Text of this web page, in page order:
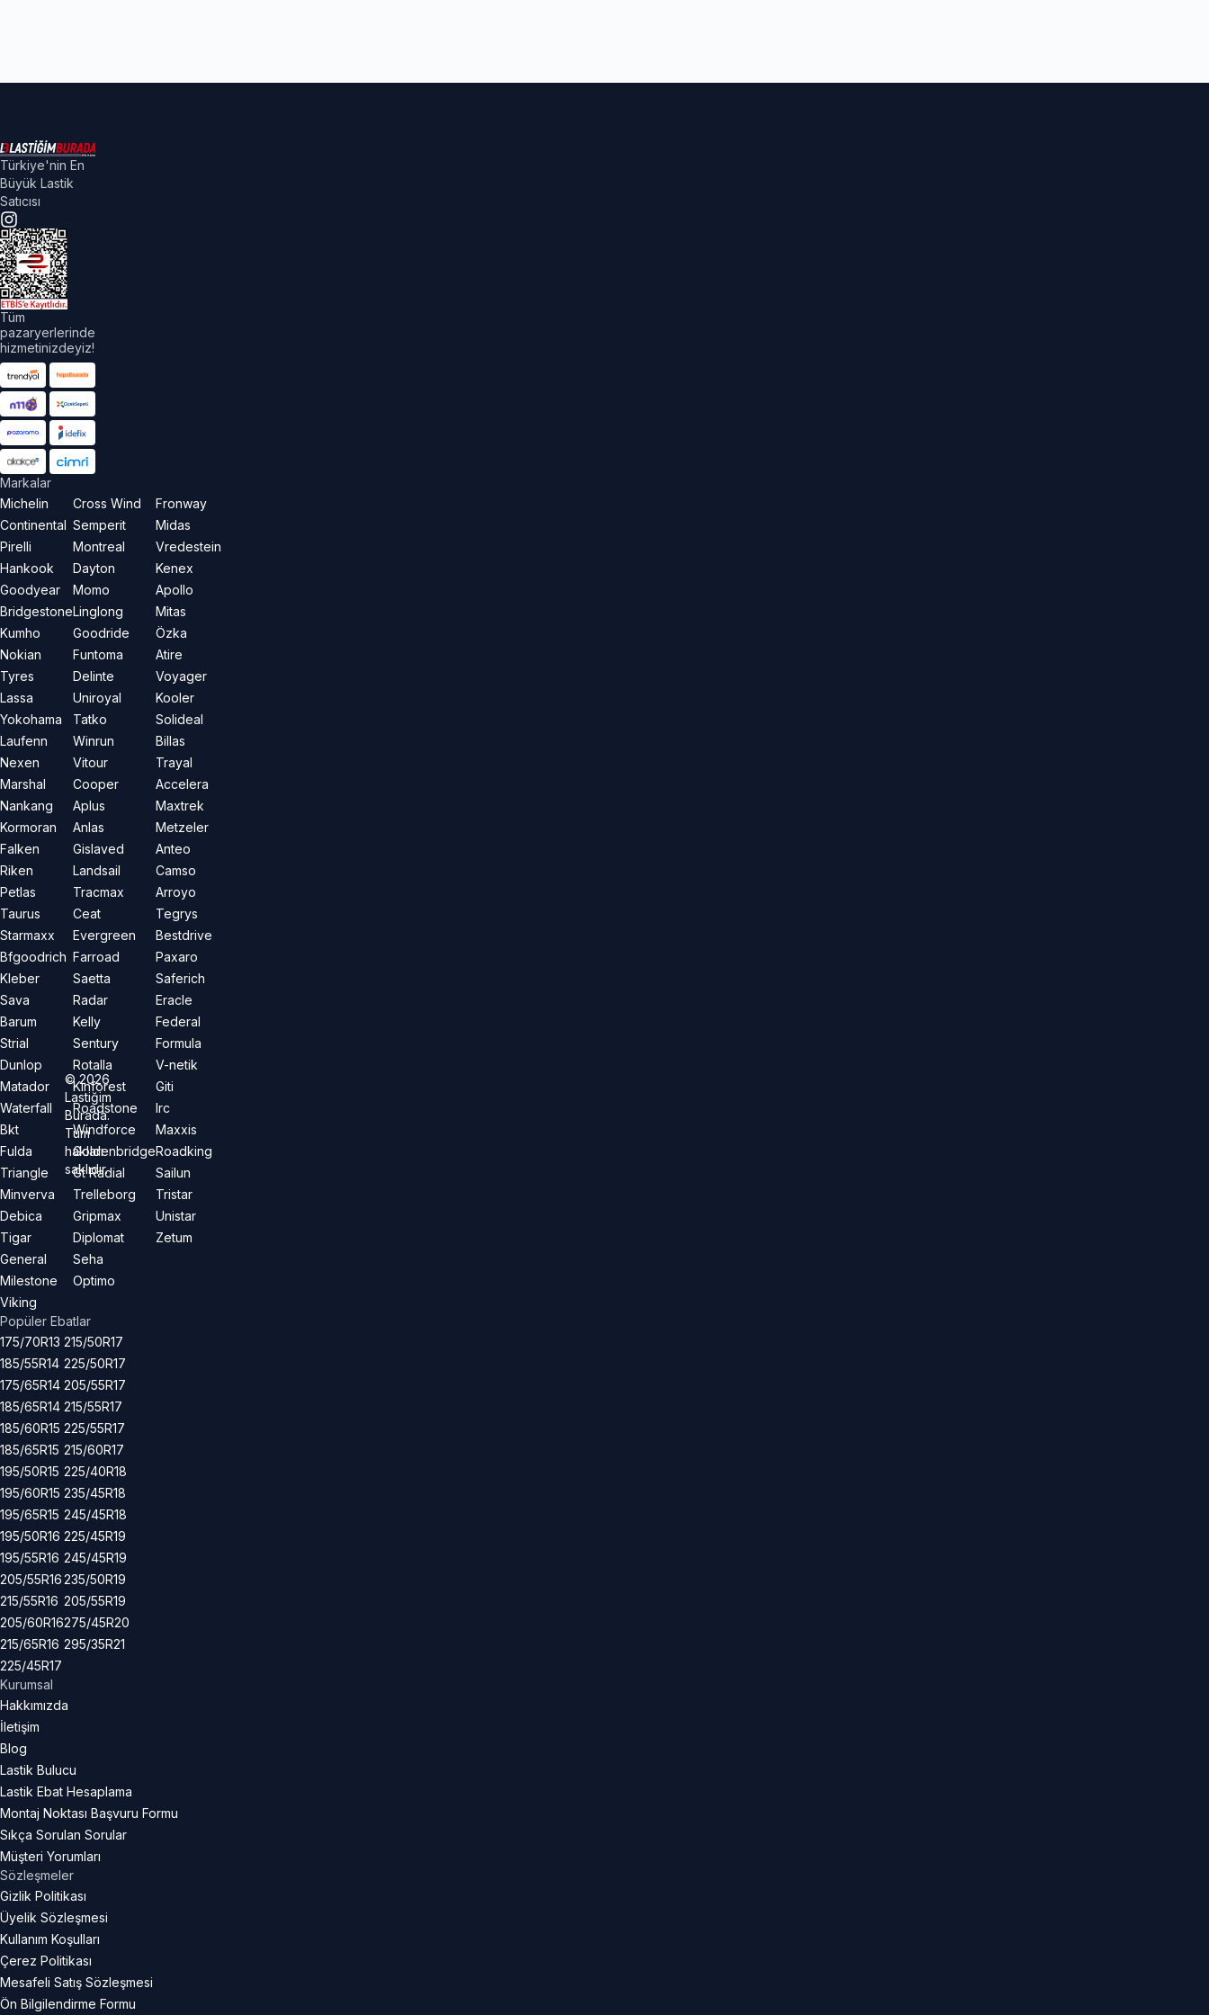
Türkiye'nin En
Büyük Lastik
Satıcısı
Tüm
pazaryerlerinde
hizmetinizdeyiz!
Markalar
Michelin
Continental
Pirelli
Hankook
Goodyear
Bridgestone
Kumho
Nokian
Tyres
Lassa
Yokohama
Laufenn
Nexen
Marshal
Nankang
Kormoran
Falken
Riken
Petlas
Taurus
Starmaxx
Bfgoodrich
Kleber
Sava
Barum
Strial
Dunlop
Matador
Waterfall
Bkt
Fulda
Triangle
Minverva
Debica
Tigar
General
Milestone
Viking
Cross Wind
Semperit
Montreal
Dayton
Momo
Linglong
Goodride
Funtoma
Delinte
Uniroyal
Tatko
Winrun
Vitour
Cooper
Aplus
Anlas
Gislaved
Landsail
Tracmax
Ceat
Evergreen
Farroad
Saetta
Radar
Kelly
Sentury
Rotalla
Kinforest
Roadstone
Windforce
Goldenbridge
Gt Radial
Trelleborg
Gripmax
Diplomat
Seha
Optimo
Fronway
Midas
Vredestein
Kenex
Apollo
Mitas
Özka
Atire
Voyager
Kooler
Solideal
Billas
Trayal
Accelera
Maxtrek
Metzeler
Anteo
Camso
Arroyo
Tegrys
Bestdrive
Paxaro
Saferich
Eracle
Federal
Formula
V-netik
Giti
Irc
Maxxis
Roadking
Sailun
Tristar
Unistar
Zetum
Popüler Ebatlar
175/70R13
185/55R14
175/65R14
185/65R14
185/60R15
185/65R15
195/50R15
195/60R15
195/65R15
195/50R16
195/55R16
205/55R16
215/55R16
205/60R16
215/65R16
225/45R17
215/50R17
225/50R17
205/55R17
215/55R17
225/55R17
215/60R17
225/40R18
235/45R18
245/45R18
225/45R19
245/45R19
235/50R19
205/55R19
275/45R20
295/35R21
Kurumsal
Hakkımızda
İletişim
Blog
Lastik Bulucu
Lastik Ebat Hesaplama
Montaj Noktası Başvuru Formu
Sıkça Sorulan Sorular
Müşteri Yorumları
Sözleşmeler
Gizlik Politikası
Üyelik Sözleşmesi
Kullanım Koşulları
Çerez Politikası
Mesafeli Satış Sözleşmesi
Ön Bilgilendirme Formu
©2026
Lastiğim
Burada.
Tüm
hakları
saklıdır.